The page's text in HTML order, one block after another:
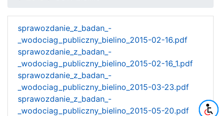
sprawozdanie_z_badan_-
_wodociag_publiczny_bielino_2015-02-16.pdf
sprawozdanie_z_badan_-
_wodociag_publiczny_bielino_2015-02-16_1.pdf
sprawozdanie_z_badan_-
_wodociag_publiczny_bielino_2015-03-23.pdf
sprawozdanie_z_badan_-
_wodociag_publiczny_bielino_2015-05-20.pdf